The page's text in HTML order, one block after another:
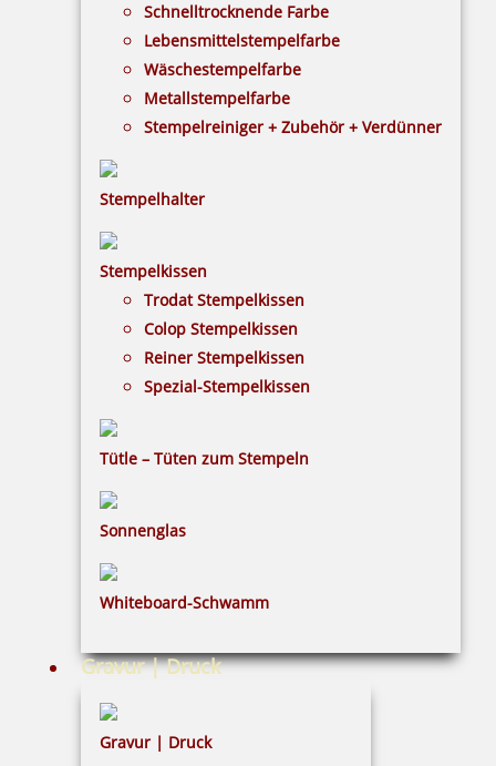
Schnelltrocknende Farbe
Lebensmittelstempelfarbe
Wäschestempelfarbe
Metallstempelfarbe
Stempelreiniger + Zubehör + Verdünner
Stempelhalter
Stempelkissen
Trodat Stempelkissen
Colop Stempelkissen
Reiner Stempelkissen
Spezial-Stempelkissen
Tütle – Tüten zum Stempeln
Sonnenglas
Whiteboard-Schwamm
Gravur | Druck
Gravur | Druck
HINWEISE
Versandinformationen
Zahlungsbedingungen
Bestellhinweise
INFORMATIONEN
Impressum
Widerruf
Barrierefreiheit